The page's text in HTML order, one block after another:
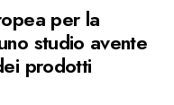
per la
studio avente
prodotti